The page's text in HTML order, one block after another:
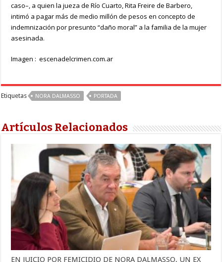
caso–, a quien la jueza de Río Cuarto, Rita Freire de Barbero,
intimó a pagar más de medio millón de pesos en concepto de
indemnización por presunto “daño moral” a la familia de la mujer
asesinada.
Imagen : escenadelcrimen.com.ar
Etiquetas NORA DALMASSO PORTADA
Artículos Relacionados
EN JUICIO POR FEMICIDIO DE NORA DALMASSO, UN EX